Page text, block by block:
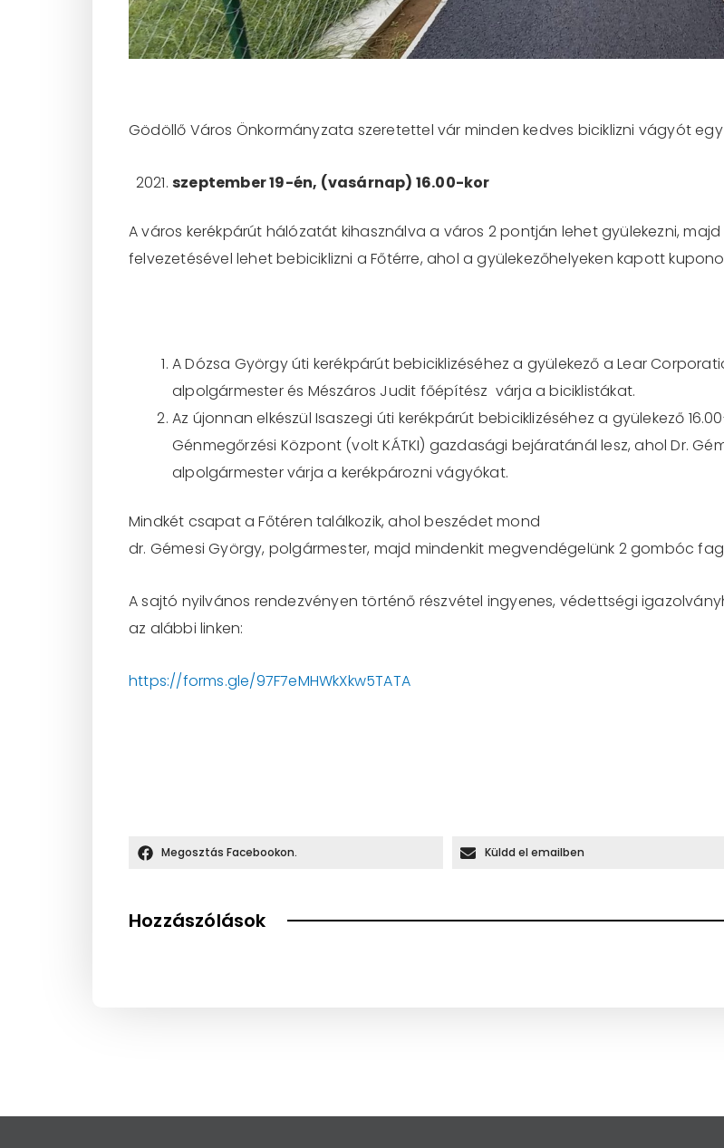
Gödöllő Város Önkormányzata szeretettel vár minden kedves biciklizni vágyót
szeptember 19-én, (vasárnap) 16.00-kor
A város kerékpárút hálózatát kihasználva a város 2 pontján lehet gyülekezni,
felvezetésével lehet bebiciklizni a Főtérre, ahol a gyülekezőhelyeken kapott
A Dózsa György úti kerékpárút bebiciklizéséhez a gyülekező a Lear
alpolgármester és Mészáros Judit főépítész várja a biciklistákat.
Az újonnan elkészül Isaszegi úti kerékpárút bebiciklizéséhez a gyülekező
Génmegőrzési Központ (volt KÁTKI) gazdasági bejáratánál lesz, ahol Dr.
alpolgármester várja a kerékpározni vágyókat.
Mindkét csapat a Főtéren találkozik, ahol beszédet mond
dr. Gémesi György, polgármester, majd mindenkit megvendégelünk 2 gombóc
A sajtó nyilvános rendezvényen történő részvétel ingyenes, védettségi
az alábbi linken:
https://forms.gle/97F7eMHWkXkw5TATA
Megosztás Facebookon. Küldd el emailben
Hozzászólások